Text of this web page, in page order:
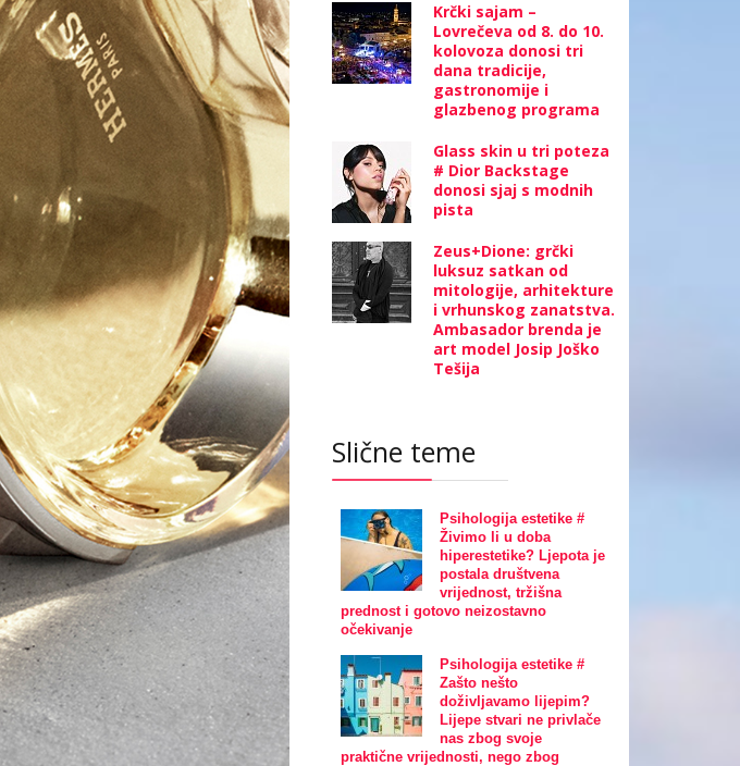
Krčki sajam –
Lovrečeva od 8. do 10.
kolovoza donosi tri
dana tradicije,
gastronomije i
glazbenog programa
Glass skin u tri poteza
# Dior Backstage
donosi sjaj s modnih
pista
Zeus+Dione: grčki
luksuz satkan od
mitologije, arhitekture
i vrhunskog zanatstva.
Ambasador brenda je
art model Josip Joško
Tešija
Slične teme
Psihologija estetike #
Živimo li u doba
hiperestetike? Ljepota je
postala društvena
vrijednost, tržišna
prednost i gotovo neizostavno
očekivanje
Psihologija estetike #
Zašto nešto
doživljavamo lijepim?
Lijepe stvari ne privlače
nas zbog svoje
praktične vrijednosti, nego zbog